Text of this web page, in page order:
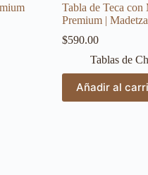
Tabla de Teca
Premium | Madetza
$590.00
Tablas de
Añadir al